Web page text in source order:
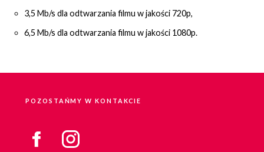
3,5 Mb/s dla odtwarzania filmu w jakości 720p,
6,5 Mb/s dla odtwarzania filmu w jakości 1080p.
POZOSTAŃMY W KONTAKCIE